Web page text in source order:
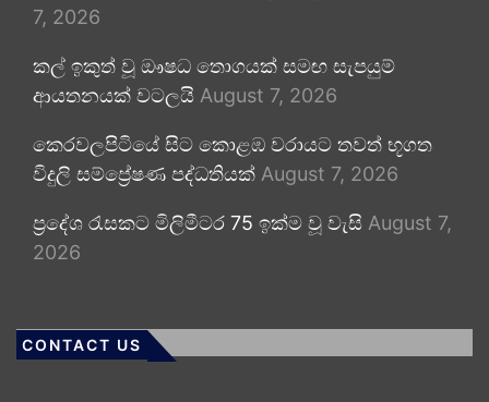
7, 2026
කල් ඉකුත් වූ ඖෂධ තොගයක් සමඟ සැපයුම්
ආයතනයක් වටලයි August 7, 2026
කෙරවලපිටියේ සිට කොළඹ වරායට තවත් භූගත
විදුලි සම්ප්‍රේෂණ පද්ධතියක් August 7, 2026
ප්‍රදේශ රැසකට මිලිමීටර 75 ඉක්ම වූ වැසි August 7,
2026
CONTACT US